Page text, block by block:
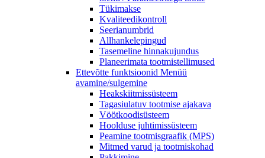
Tükimakse
Kvaliteedikontroll
Seerianumbrid
Allhankelepingud
Tasemeline hinnakujundus
Planeerimata tootmistellimused
Ettevõtte funktsioonid Menüü
avamine/sulgemine
Heakskiitmissüsteem
Tagasiulatuv tootmise ajakava
Vöötkoodisüsteem
Hoolduse juhtimissüsteem
Peamine tootmisgraafik (MPS)
Mitmed varud ja tootmiskohad